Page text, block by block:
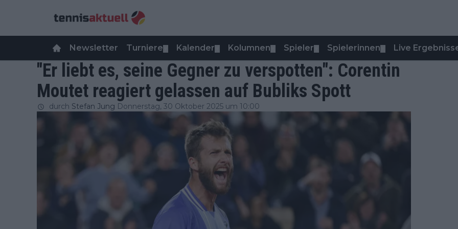
Newsletter Turniere Kalender Kolumnen Spieler Spielerinnen Live
"Er liebt es, seine Gegner zu verspotten": Corentin
Moutet reagiert gelassen auf Bubliks Spott
durch Stefan Jung Donnerstag, 30 Oktober 2025 um 10:00